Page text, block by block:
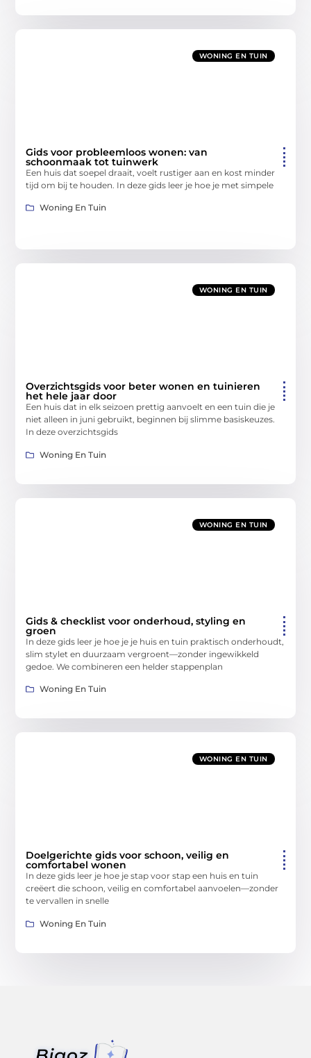
WONING EN TUIN
Gids voor probleemloos wonen: van
schoonmaak tot tuinwerk
Een huis dat soepel draait, voelt rustiger aan en kost minder
tijd om bij te houden. In deze gids leer je hoe je met simpele
Woning En Tuin
WONING EN TUIN
Overzichtsgids voor beter wonen en tuinieren
het hele jaar door
Een huis dat in elk seizoen prettig aanvoelt en een tuin die je
niet alleen in juni gebruikt, beginnen bij slimme basiskeuzes.
In deze overzichtsgids
Woning En Tuin
WONING EN TUIN
Gids & checklist voor onderhoud, styling en
groen
In deze gids leer je hoe je je huis en tuin praktisch onderhoudt,
slim stylet en duurzaam vergroent—zonder ingewikkeld
gedoe. We combineren een helder stappenplan
Woning En Tuin
WONING EN TUIN
Doelgerichte gids voor schoon, veilig en
comfortabel wonen
In deze gids leer je hoe je stap voor stap een huis en tuin
creëert die schoon, veilig en comfortabel aanvoelen—zonder
te vervallen in snelle
Woning En Tuin